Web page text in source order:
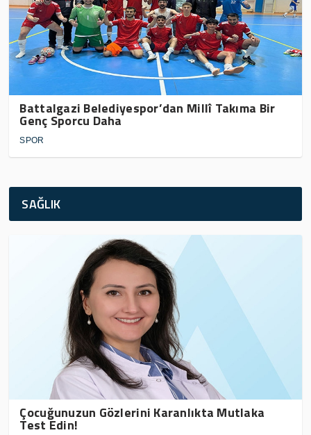
Battalgazi Belediyespor’dan Millî Takıma Bir
Genç Sporcu Daha
SPOR
SAĞLIK
Çocuğunuzun Gözlerini Karanlıkta Mutlaka
Test Edin!